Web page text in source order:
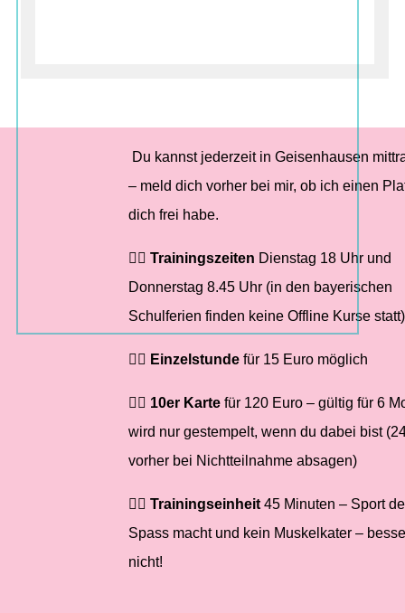
Du kannst jederzeit in Geisenhausen
– meld dich vorher bei mir, ob ich einen
dich frei habe.
🤸‍♂️ Trainingszeiten Dienstag 18 Uhr und
Donnerstag 8.45 Uhr (in den bayerischen
Schulferien finden keine Offline Kurse statt)
🤸‍♂️ Einzelstunde für 15 Euro möglich
🤸‍♂️ 10er Karte für 120 Euro – gültig für 6
wird nur gestempelt, wenn du dabei bist
vorher bei Nichtteilnahme absagen)
🤸‍♂️ Trainingseinheit 45 Minuten – Sport
Spass macht und kein Muskelkater –
nicht!